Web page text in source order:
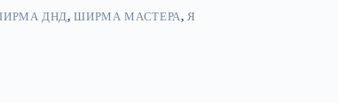
ДНД,ШИРМА МАСТЕРА, Я